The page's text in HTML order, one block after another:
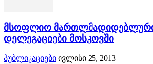
მსოფლიო მართლმადიდებლური
დელეგაციები მოსკოვში
პუბლიკაციები ივლისი 25, 2013